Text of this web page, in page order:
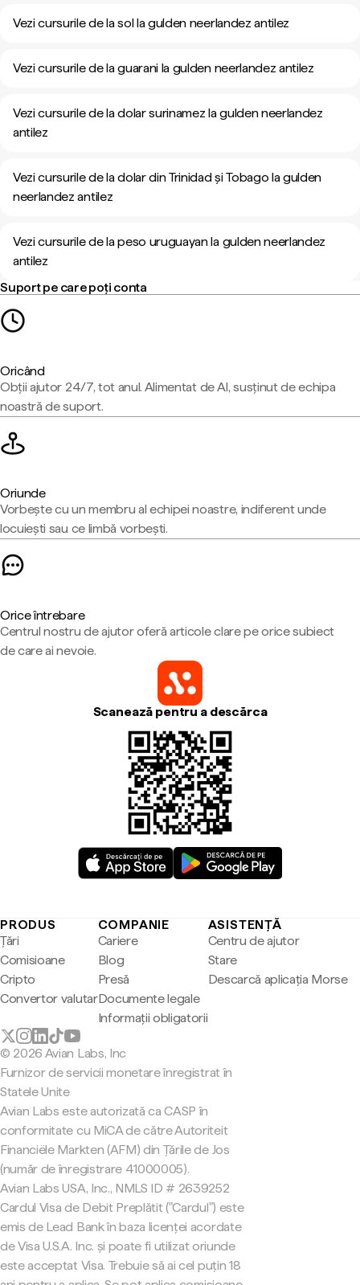
Vezi cursurile de la sol la gulden neerlandez antilez
Vezi cursurile de la guarani la gulden neerlandez antilez
Vezi cursurile de la dolar surinamez la gulden neerlandez
antilez
Vezi cursurile de la dolar din Trinidad și Tobago la gulden
neerlandez antilez
Vezi cursurile de la peso uruguayan la gulden neerlandez
antilez
Suport pe care poți conta
Oricând
Obții ajutor 24/7, tot anul. Alimentat de AI, susținut de echipa
noastră de suport.
Oriunde
Vorbește cu un membru al echipei noastre, indiferent unde
locuiești sau ce limbă vorbești.
Orice întrebare
Centrul nostru de ajutor oferă articole clare pe orice subiect
de care ai nevoie.
Scanează pentru a descărca
PRODUS
Țări
Comisioane
Cripto
Convertor valutar
COMPANIE
Cariere
Blog
Presă
Documente legale
Informații obligatorii
ASISTENȚĂ
Centru de ajutor
Stare
Descarcă aplicația Morse
© 2026 Avian Labs, Inc
Furnizor de servicii monetare înregistrat în
Statele Unite
Avian Labs este autorizată ca CASP în
conformitate cu MiCA de către Autoriteit
Financiële Markten (AFM) din Țările de Jos
(număr de înregistrare 41000005).
Avian Labs USA, Inc., NMLS ID # 2639252
Cardul Visa de Debit Preplătit ("Cardul") este
emis de Lead Bank în baza licenței acordate
de Visa U.S.A. Inc. și poate fi utilizat oriunde
este acceptat Visa. Trebuie să ai cel puțin 18